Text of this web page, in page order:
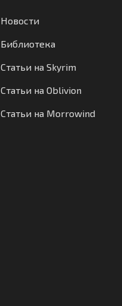
Новости
Библиотека
Статьи на Skyrim
Статьи на Oblivion
Статьи на Morrowind